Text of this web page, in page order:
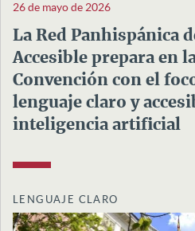
26 de mayo de 2026
La Red Panhispánica
Accesible prepara en
Convención con el
lenguaje claro y
inteligencia artificial
LENGUAJE CLARO